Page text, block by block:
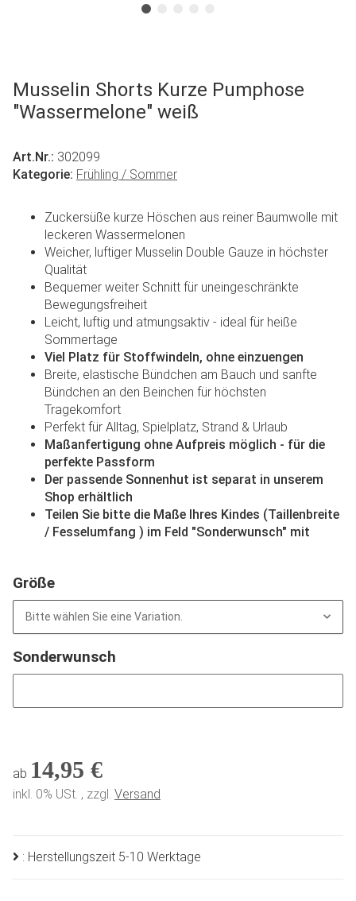
Musselin Shorts Kurze Pumphose
"Wassermelone" weiß
Art.Nr.: 302099
Kategorie: Frühling / Sommer
Zuckersüße kurze Höschen aus reiner Baumwolle mit
leckeren Wassermelonen
Weicher, luftiger Musselin Double Gauze in höchster
Qualität
Bequemer weiter Schnitt für uneingeschränkte
Bewegungsfreiheit
Leicht, luftig und atmungsaktiv - ideal für heiße
Sommertage
Viel Platz für Stoffwindeln, ohne einzuengen
Breite, elastische Bündchen am Bauch und sanfte
Bündchen an den Beinchen für höchsten
Tragekomfort
Perfekt für Alltag, Spielplatz, Strand & Urlaub
Maßanfertigung ohne Aufpreis möglich - für die
perfekte Passform
Der passende Sonnenhut ist separat in unserem
Shop erhältlich
Teilen Sie bitte die Maße Ihres Kindes (Taillenbreite
/ Fesselumfang ) im Feld "Sonderwunsch" mit
Größe
Bitte wählen Sie eine Variation.
Sonderwunsch
ab 14,95 €
inkl. 0% USt. , zzgl. Versand
: Herstellungszeit 5-10 Werktage